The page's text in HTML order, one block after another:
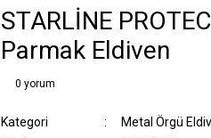
STARLİNE
Parmak Eldiven
0 yorum
Kategori Metal Örgü